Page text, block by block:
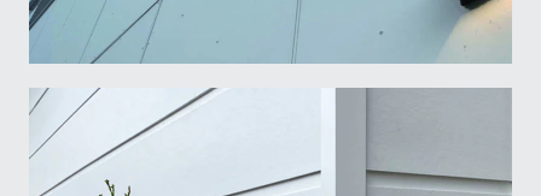
Light Trim Fasteners and Tools
Prénom